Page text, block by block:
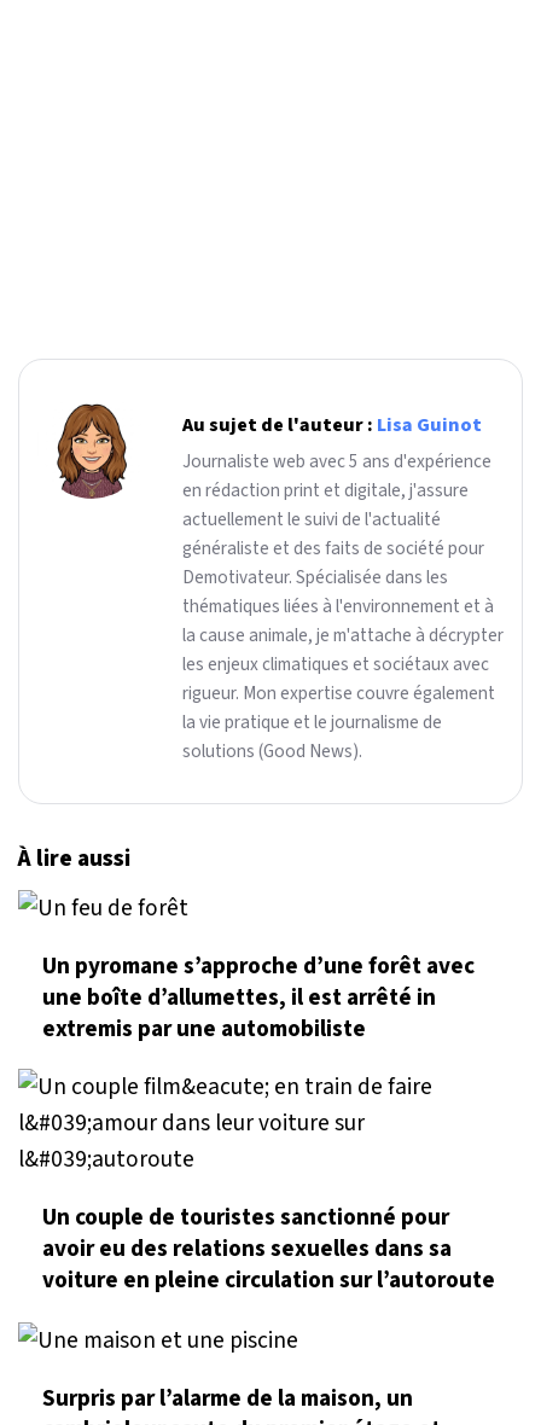
Au sujet de l'auteur : Lisa Guinot
Journaliste web avec 5 ans d'expérience
en rédaction print et digitale, j'assure
actuellement le suivi de l'actualité
généraliste et des faits de société pour
Demotivateur. Spécialisée dans les
thématiques liées à l'environnement et à
la cause animale, je m'attache à décrypter
les enjeux climatiques et sociétaux avec
rigueur. Mon expertise couvre également
la vie pratique et le journalisme de
solutions (Good News).
À lire aussi
Un pyromane s’approche d’une forêt avec
une boîte d’allumettes, il est arrêté in
extremis par une automobiliste
Un couple de touristes sanctionné pour
avoir eu des relations sexuelles dans sa
voiture en pleine circulation sur l’autoroute
Surpris par l’alarme de la maison, un